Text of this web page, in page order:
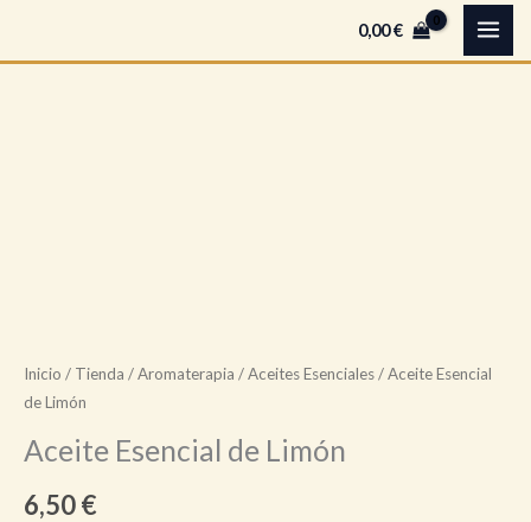
0,00€
Inicio / Tienda /Aromaterapia /Aceites Esenciales/ Aceite Esencial
de Limón
Aceite Esencial de Limón
6,50€